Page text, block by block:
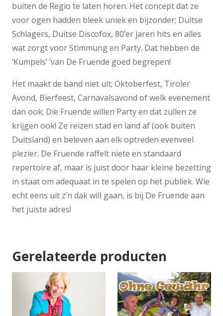
buiten de Regio te laten horen. Het concept dat ze
voor ogen hadden bleek uniek en bijzonder; Duitse
Schlagers, Duitse Discofox, 80’er jaren hits en alles
wat zorgt voor Stimmung en Party. Dat hebben de
‘Kumpels’ ‘van De Fruende goed begrepen!
Het maakt de band niet uit; Oktoberfest, Tiroler
Avond, Bierfeest, Carnavalsavond of welk evenement
dan ook; Die Fruende willen Party en dat zullen ze
krijgen ook! Ze reizen stad en land af (ook buiten
Duitsland) en beleven aan elk optreden evenveel
plezier. De Fruende raffelt niete en standaard
repertoire af, maar is juist door haar kleine bezetting
in staat om adequaat in te spelen op het publiek. Wie
echt eens uit z’n dak will gaan, is bij De Fruende aan
het juiste adres!
Gerelateerde producten